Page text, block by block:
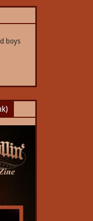
boys